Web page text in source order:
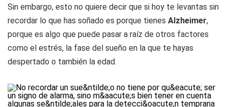
Sin embargo, esto no quiere decir que si hoy te levantas sin
recordar lo que has soñado es porque tienes Alzheimer,
porque es algo que puede pasar a raíz de otros factores
como el estrés, la fase del sueño en la que te hayas
despertado o también la edad.